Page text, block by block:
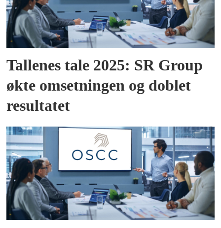
Tallenes tale 2025: SR Group
økte omsetningen og doblet
resultatet